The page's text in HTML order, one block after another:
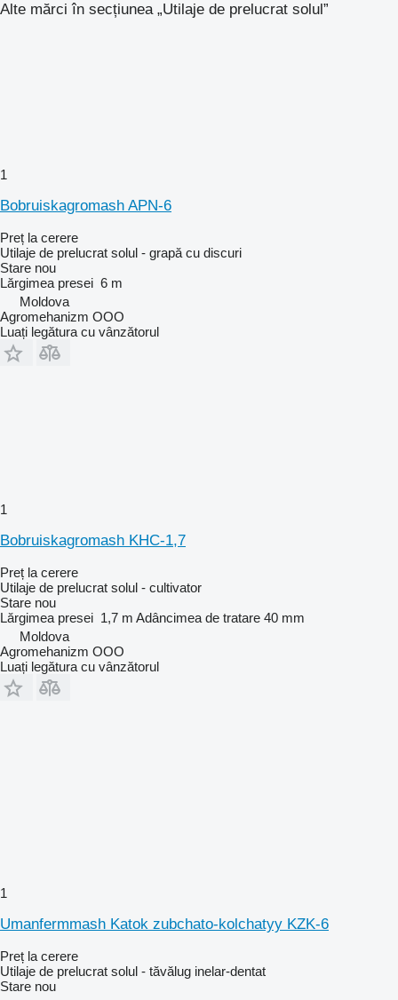
Alte mărci în secțiunea „Utilaje de prelucrat solul”
1
Bobruiskagromash APN-6
Preț la cerere
Utilaje de prelucrat solul - grapă cu discuri
Stare nou
Lărgimea presei 6 m
Moldova
Agromehanizm OOO
Luați legătura cu vânzătorul
1
Bobruiskagromash KHC-1,7
Preț la cerere
Utilaje de prelucrat solul - cultivator
Stare nou
Lărgimea presei 1,7 m Adâncimea de tratare 40 mm
Moldova
Agromehanizm OOO
Luați legătura cu vânzătorul
1
Umanfermmash Katok zubchato-kolchatyy KZK-6
Preț la cerere
Utilaje de prelucrat solul - tăvălug inelar-dentat
Stare nou